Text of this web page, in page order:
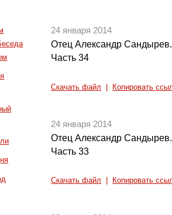
24 января 2014
Отец Александр
Часть 34
Скачать файл Копировать
24 января 2014
Отец Александр
Часть 33
Скачать файл Копировать